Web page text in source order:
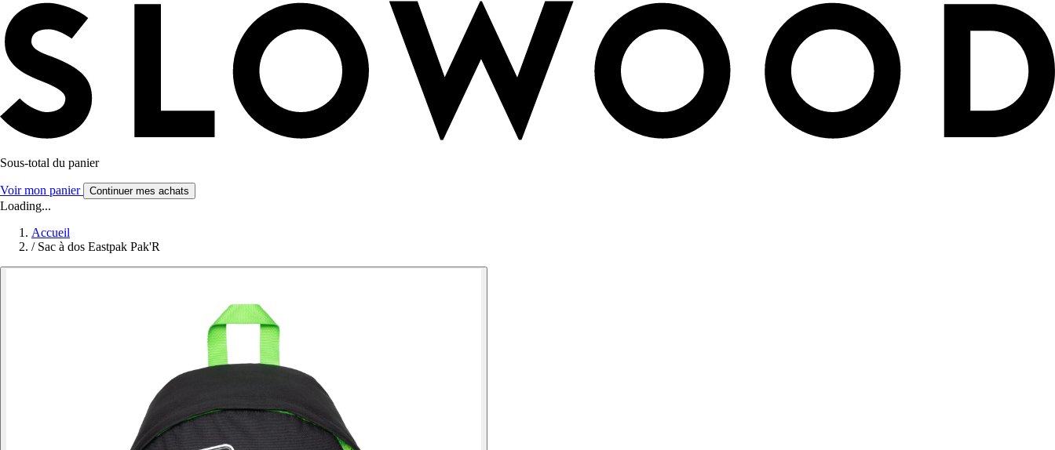
Sous-total du panier
Voir mon panier Continuer mes achats
Loading...
Accueil
/ Sac à dos Eastpak Pak'R